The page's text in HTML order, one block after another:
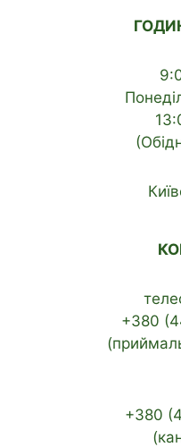
+380
+380